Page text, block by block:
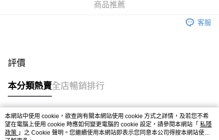
商品推薦
客服
評價
本分類熱賣全店暢銷排行
熱門標籤
本網站中使用 cookie，欲查詢有關本網站使用 cookie 方式之詳情，及若您不希
望在電腦上使用 cookie 時應如何變更電腦的 cookie 設定，請參閱本網站「 私隱
政策 」之 Cookie 聲明。您繼續使用本網站即表示您同意本公司得按本網站使用